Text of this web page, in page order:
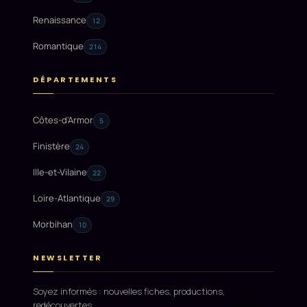
Renaissance 12
Romantique 214
DÉPARTEMENTS
Côtes-d'Armor 5
Finistère 24
Ille-et-Vilaine 22
Loire-Atlantique 29
Morbihan 10
NEWSLETTER
Soyez informés : nouvelles fiches, productions,